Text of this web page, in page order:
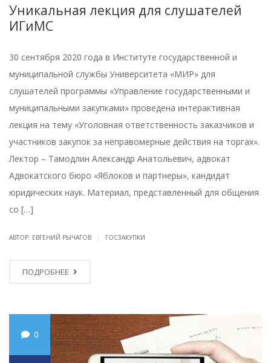
Уникальная лекция для слушателей
ИГиМС
30 сентября 2020 года в Институте государственной и
муниципальной службы Университета «МИР» для
слушателей программы «Управление государственными и
муниципальными закупками» проведена интерактивная
лекция на тему «Уголовная ответственность заказчиков и
участников закупок за неправомерные действия на торгах».
Лектор – Тамодлин Александр Анатольевич, адвокат
Адвокатского бюро «Яблоков и партнеры», кандидат
юридических наук. Материал, представленный для общения
со […]
АВТОР: ЕВГЕНИЙ РЫЧАГОВ ГОСЗАКУПКИ
ПОДРОБНЕЕ
0